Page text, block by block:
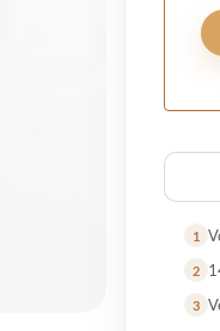
1
2
3